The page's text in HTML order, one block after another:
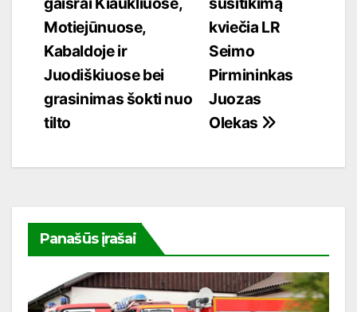
tarp
įrašų
kviečia LR
Seimo
Pirmininkas
Juozas
Olekas
Motiejūnuose,
Kabaldoje ir
Juodiškiuose bei
grasinimas šokti nuo
tilto
Panašūs įrašai